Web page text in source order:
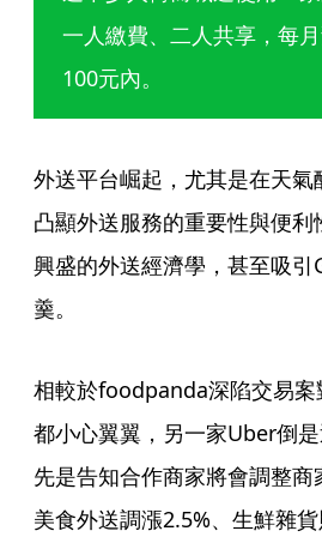
一人繳費、二人共享，每
100元內。
外送平台崛起，尤其是在天
凸顯外送服務的重要性與便
興盛的外送經濟學，甚至吸引
羹。
相較於foodpanda深陷交易案
都小心翼翼，另一家Uber倒
先是告知合作商家將會調整
美食外送調漲2.5%、生鮮雜